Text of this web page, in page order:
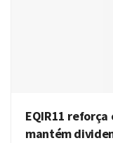
EQIR11 reforça
mantém